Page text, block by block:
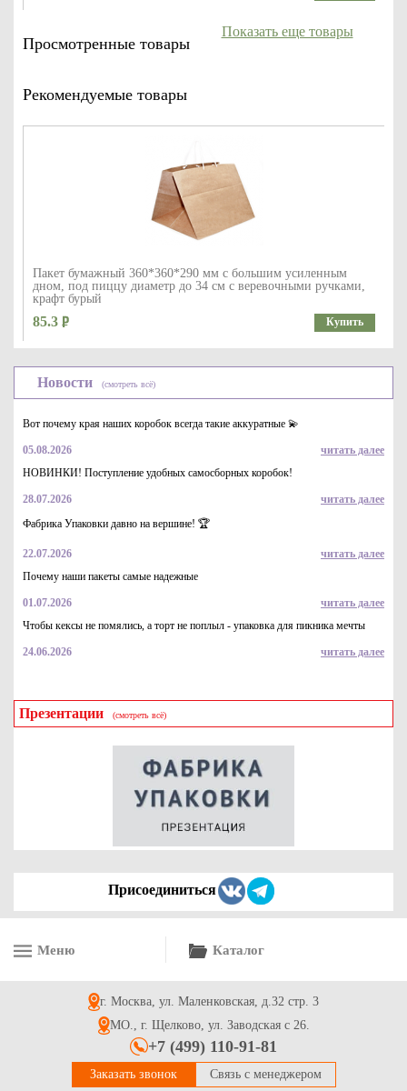
Просмотренные товары
Рекомендуемые товары
Пакет бумажный 360*360*290 мм с большим усиленным
дном, под пиццу диаметр до 34 см с веревочными ручками,
крафт бурый
85.3 Купить
Пакет бумажный с крученными ручками, без печати,
однослойный, крафт/бурый однослойный 70 гр/м,
320*320*180мм
18.3 Купить
Пакет бумажный без ручек для выпечки крафт, р-р
Пакет бумажный с прозрачным окошком для выпечки "Хлеб"
Показать еще товары
Новости (смотреть всё)
Вот почему края наших коробок всегда такие аккуратные 💫
05.08.2026
читать далее
НОВИНКИ! Поступление удобных самосборных коробок!
28.07.2026
читать далее
Фабрика Упаковки давно на вершине! 🏆
22.07.2026
читать далее
Почему наши пакеты самые надежные
01.07.2026
читать далее
Чтобы кексы не помялись, а торт не поплыл - упаковка для пикника мечты
24.06.2026 читать далее
Презентации (смотреть всё)
Присоединиться
Меню Каталог
г. Москва, ул. Маленковская, д.32 стр. 3
МО., г. Щелково, ул. Заводская с 26.
+7 (499) 110-91-81
Заказать звонок Связь с менеджером